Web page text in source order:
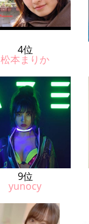
4位
松本まりか
9位
yunocy